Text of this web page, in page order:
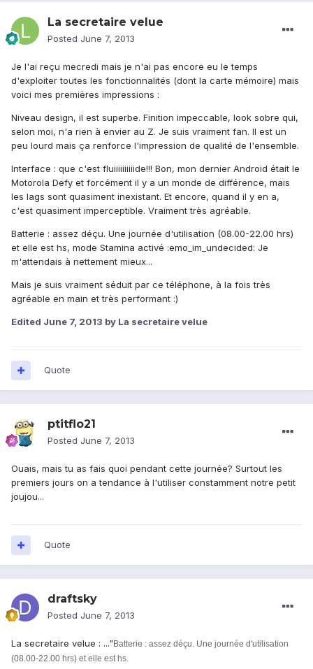
La secretaire velue
Posted June 7, 2013
Je l'ai reçu mecredi mais je n'ai pas encore eu le temps
d'exploiter toutes les fonctionnalités (dont la carte mémoire) mais
voici mes premières impressions :
Niveau design, il est superbe. Finition impeccable, look sobre qui,
selon moi, n'a rien à envier au Z. Je suis vraiment fan. Il est un
peu lourd mais ça renforce l'impression de qualité de l'ensemble.
Interface : que c'est fluiiiiiiiiiide!!! Bon, mon dernier Android était le
Motorola Defy et forcément il y a un monde de différence, mais
les lags sont quasiment inexistant. Et encore, quand il y en a,
c'est quasiment imperceptible. Vraiment très agréable.
Batterie : assez déçu. Une journée d'utilisation (08.00-22.00 hrs)
et elle est hs, mode Stamina activé :emo_im_undecided: Je
m'attendais à nettement mieux...
Mais je suis vraiment séduit par ce téléphone, à la fois très
agréable en main et très performant :)
Edited June 7, 2013 by La secretaire velue
Quote
ptitflo21
Posted June 7, 2013
Ouais, mais tu as fais quoi pendant cette journée? Surtout les
premiers jours on a tendance à l'utiliser constamment notre petit
joujou...
Quote
draftsky
Posted June 7, 2013
La secretaire velue : ..." Batterie : assez déçu. Une journée d'utilisation
(08.00-22.00 hrs) et elle est hs.